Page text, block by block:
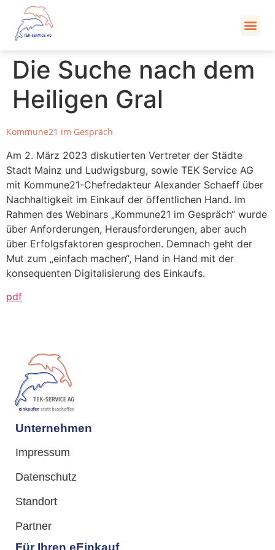
Die Suche nach dem
Heiligen Gral
Kommune21 im Gespräch
Am 2. März 2023 diskutierten Vertreter der Städte
Stadt Mainz und Ludwigsburg, sowie TEK Service AG
mit Kommune21-Chefredakteur Alexander Schaeff über
Nachhaltigkeit im Einkauf der öffentlichen Hand. Im
Rahmen des Webinars „Kommune21 im Gespräch“ wurde
über Anforderungen, Herausforderungen, aber auch
über Erfolgsfaktoren gesprochen. Demnach geht der
Mut zum „einfach machen“, Hand in Hand mit der
konsequenten Digitalisierung des Einkaufs.
pdf
Unternehmen
Impressum
Datenschutz
Standort
Partner
Für Ihren eEinkauf